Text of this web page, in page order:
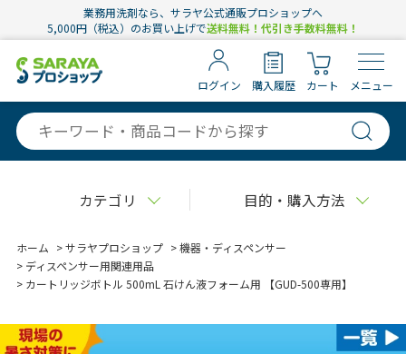
業務用洗剤なら、サラヤ公式通販プロショップへ
5,000円（税込）のお買い上げで送料無料！代引き手数料無料！
ログイン 購入履歴 カート メニュー
カテゴリ 目的・購入方法
ホーム >サラヤプロショップ >機器・ディスペンサー
> ディスペンサー用関連用品
> カートリッジボトル 500mL 石けん液フォーム用 【GUD-500専用】